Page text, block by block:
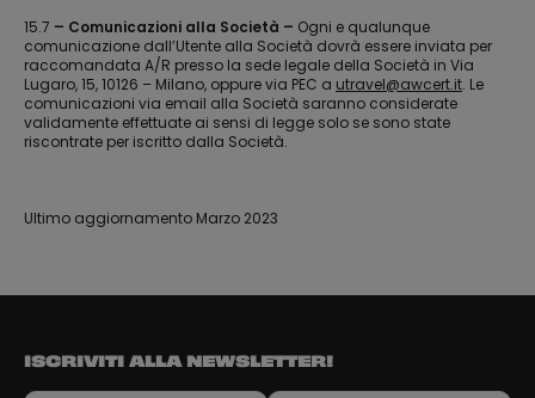
15.7 – Comunicazioni alla Società – Ogni e qualunque
comunicazione dall’Utente alla Società dovrà essere inviata per
raccomandata A/R presso la sede legale della Società in Via
Lugaro, 15, 10126 – Milano, oppure via PEC a utravel@awcert.it. Le
comunicazioni via email alla Società saranno considerate
validamente effettuate ai sensi di legge solo se sono state
riscontrate per iscritto dalla Società.
Ultimo aggiornamento Marzo 2023
ISCRIVITI ALLA NEWSLETTER!